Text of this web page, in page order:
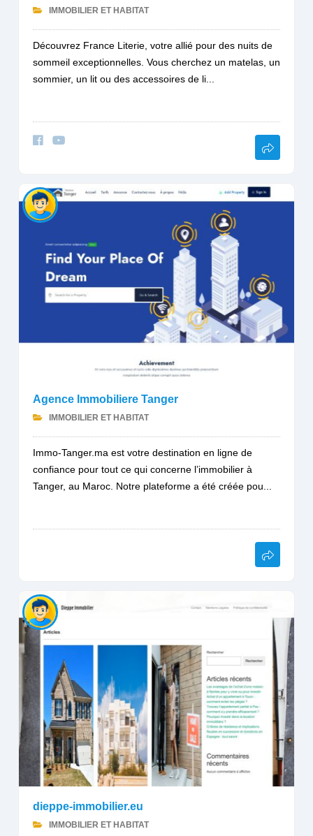
IMMOBILIER ET HABITAT
Découvrez France Literie, votre allié pour des nuits de
sommeil exceptionnelles. Vous cherchez un matelas, un
sommier, un lit ou des accessoires de li...
Agence Immobiliere Tanger
IMMOBILIER ET HABITAT
Immo-Tanger.ma est votre destination en ligne de
confiance pour tout ce qui concerne l’immobilier à
Tanger, au Maroc. Notre plateforme a été créée pou...
dieppe-immobilier.eu
IMMOBILIER ET HABITAT